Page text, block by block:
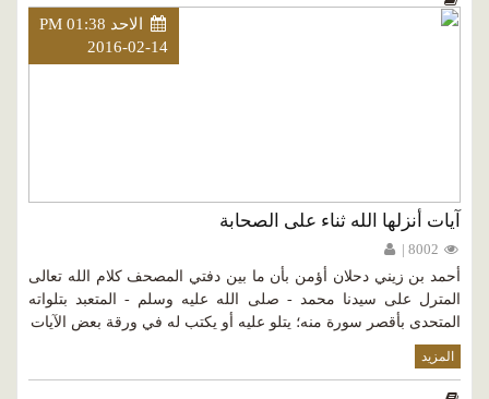
الاحد PM 01:38
2016-02-14
آيات أنزلها الله ثناء على الصحابة
أحمد بن زيني دحلان أؤمن بأن ما بين دفتي المصحف كلام الله تعالى
المترل على سيدنا محمد - صلى الله عليه وسلم - المتعبد بتلواته
المتحدى بأقصر سورة منه؛ يتلو عليه أو يكتب له في ورقة بعض الآيات
المزيد